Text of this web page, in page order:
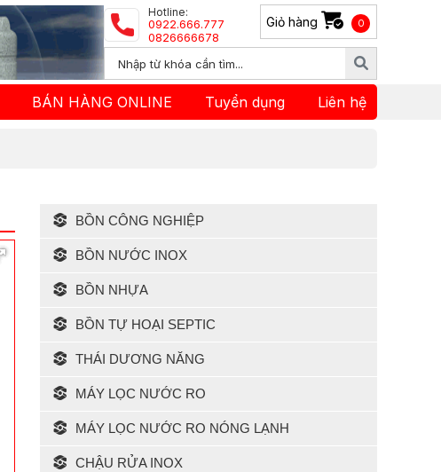
Hotline:
0922.666.777
0826666678
Giỏ hàng 0
BÁN HÀNG ONLINE Tuyển dụng Liên hệ
BỒN CÔNG NGHIỆP
BỒN NƯỚC INOX
BỒN NHỰA
BỒN TỰ HOẠI SEPTIC
THÁI DƯƠNG NĂNG
MÁY LỌC NƯỚC RO
MÁY LỌC NƯỚC RO NÓNG LẠNH
CHẬU RỬA INOX